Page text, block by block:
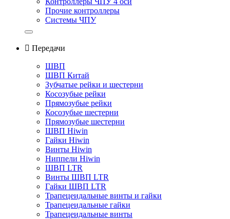
Прочие контроллеры
Системы ЧПУ
 Передачи
ШВП
ШВП Китай
Зубчатые рейки и шестерни
Косозубые рейки
Прямозубые рейки
Косозубые шестерни
Прямозубые шестерни
ШВП Hiwin
Гайки Hiwin
Винты Hiwin
Ниппели Hiwin
ШВП LTR
Винты ШВП LTR
Гайки ШВП LTR
Трапецеидальные винты и гайки
Трапецеидальные гайки
Трапецеидальные винты